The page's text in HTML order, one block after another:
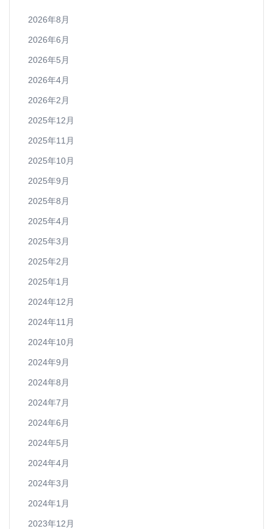
2026年8月
2026年6月
2026年5月
2026年4月
2026年2月
2025年12月
2025年11月
2025年10月
2025年9月
2025年8月
2025年4月
2025年3月
2025年2月
2025年1月
2024年12月
2024年11月
2024年10月
2024年9月
2024年8月
2024年7月
2024年6月
2024年5月
2024年4月
2024年3月
2024年1月
2023年12月